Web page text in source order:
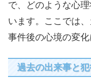
で、どのような心
います。ここでは
事件後の心境の変化
過去の出来事と